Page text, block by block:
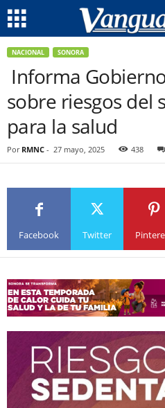
NACIONAL SONORA
Informa
sobre riesgos del
para la salud
Por RMNC - 27 mayo, 2025 438
Facebook Twitter